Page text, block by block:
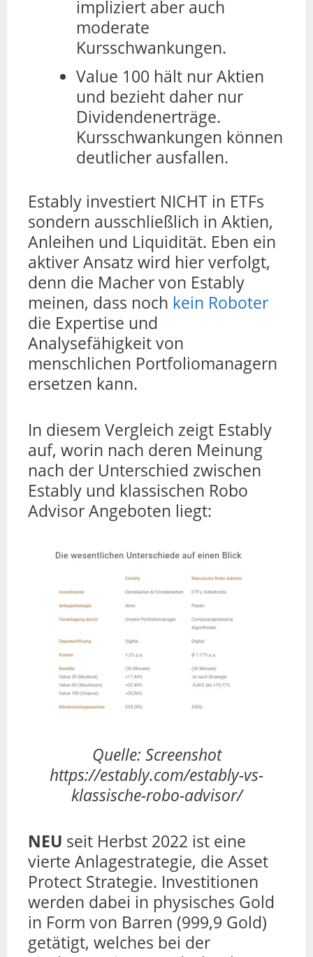
impliziert aber auch
moderate
Kursschwankungen.
Value 100 hält nur Aktien
und bezieht daher nur
Dividendenerträge.
Kursschwankungen können
deutlicher ausfallen.
Estably investiert NICHT in ETFs
sondern ausschließlich in Aktien,
Anleihen und Liquidität. Eben ein
aktiver Ansatz wird hier verfolgt,
denn die Macher von Estably
meinen, dass noch kein Roboter
die Expertise und
Analysefähigkeit von
menschlichen Portfoliomanagern
ersetzen kann.
In diesem Vergleich zeigt Estably
auf, worin nach deren Meinung
nach der Unterschied zwischen
Estably und klassischen Robo
Advisor Angeboten liegt:
Quelle: Screenshot
https://estably.com/estably-vs-
klassische-robo-advisor/
NEU seit Herbst 2022 ist eine
vierte Anlagestrategie, die Asset
Protect Strategie. Investitionen
werden dabei in physisches Gold
in Form von Barren (999,9 Gold)
getätigt, welches bei der